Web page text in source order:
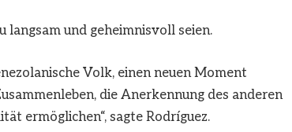
und geheimnisvoll seien.
Volk, einen neuen Moment
die Anerkennung des anderen
ermöglichen“, sagte Rodríguez.